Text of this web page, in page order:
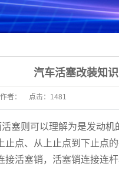
汽车活塞改装知
作者： 点击： 1481
活塞则可以理解为是发动
止点、从上止点到下止点
活塞销，活塞销连接连